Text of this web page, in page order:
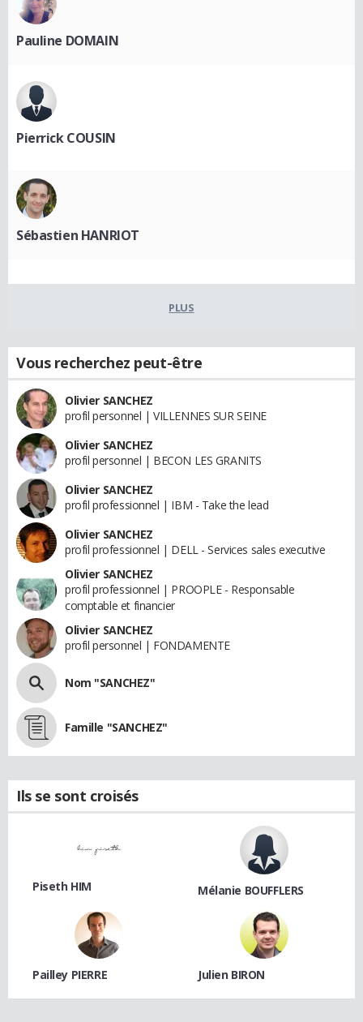
Pauline DOMAIN
Pierrick COUSIN
Sébastien HANRIOT
PLUS
Vous recherchez peut-être
Olivier SANCHEZ
profil personnel | VILLENNES SUR SEINE
Olivier SANCHEZ
profil personnel | BECON LES GRANITS
Olivier SANCHEZ
profil professionnel | IBM - Take the lead
Olivier SANCHEZ
profil professionnel | DELL - Services sales executive
Olivier SANCHEZ
profil professionnel | PROOPLE - Responsable
comptable et financier
Olivier SANCHEZ
profil personnel | FONDAMENTE
Nom "SANCHEZ"
Famille "SANCHEZ"
Ils se sont croisés
Piseth HIM Mélanie BOUFFLERS
Pailley PIERRE Julien BIRON